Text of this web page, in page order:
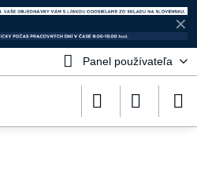
✕
Panel používateľa